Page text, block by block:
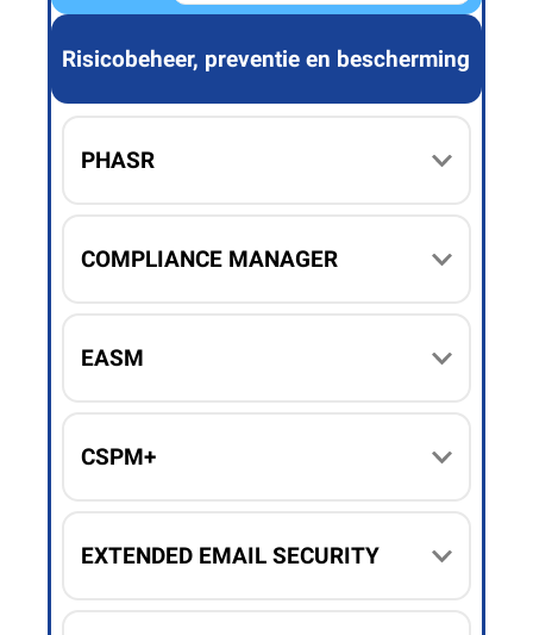
Risicobeheer, preventie en bescherming
PHASR
COMPLIANCE MANAGER
EASM
CSPM+
EXTENDED EMAIL SECURITY